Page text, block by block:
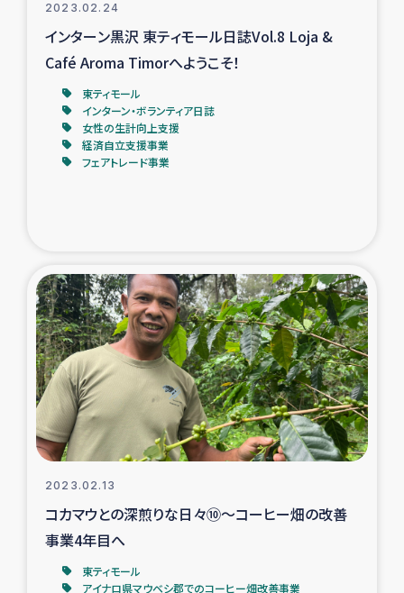
2023.02.24
インターン黒沢 東ティモール日誌Vol.8 Loja &
Café Aroma Timorへようこそ！
東ティモール
インターン・ボランティア日誌
女性の生計向上支援
経済自立支援事業
フェアトレード事業
2023.02.13
コカマウとの深煎りな日々⑩～コーヒー畑の改善
事業4年目へ
東ティモール
アイナロ県マウベシ郡でのコーヒー畑改善事業